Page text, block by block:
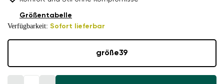
Verfügbarkeit: Sofort lieferbar
Größentabelle
größe39